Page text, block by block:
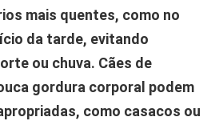
mais quentes, como no
da tarde, evitando
ou chuva. Cães de
gordura corporal podem
como casacos ou